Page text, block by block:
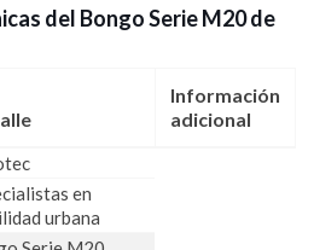
del Bongo Serie M20 de
Información
adicional
en
urbana